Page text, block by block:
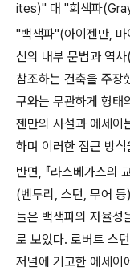
ites)" 대 "회색파
"백색파"(아이젠만,
신의 내부 문법과 역
참조하는 건축을 주장
구와는 무관하게 형태
젠만의 사설과 에세이
하며 이러한 접근 방
반면, 『라스베가스의
(벤투리, 스턴, 무어
들은 백색파의 자율성
로 보았다. 로버트 스
저널에 기고한 에세이